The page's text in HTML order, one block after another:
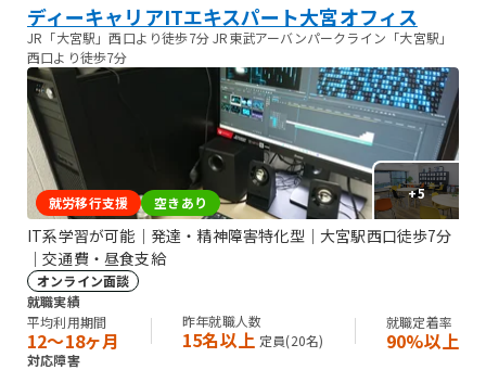
ディーキャリアITエキスパート大宮オフィス
JR「大宮駅」西口より徒歩7分 JR東武アーバンパークライン「大宮駅」
西口より徒歩7分
+5
就労移行支援 空きあり
IT系学習が可能｜発達・精神障害特化型｜大宮駅西口徒歩7分
｜交通費・昼食支給
オンライン面談
就職実績
平均利用期間
12〜18ヶ月
昨年就職人数
15名以上 定員(20名)
就職定着率
90%以上
対応障害